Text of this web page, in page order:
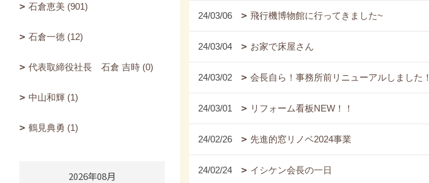
24/03/06 飛行機博物館に行ってきました~
24/03/04 お家で床屋さん
24/03/02 会長自ら！事務所前リニューアルしました！
24/03/01 リフォーム看板NEW！！
24/02/26 先進的窓リノベ2024事業
24/02/24 イシケン会長の一日
石倉恵美 (901)
石倉一徳 (12)
代表取締役社長 石倉 吉時 (0)
中山和輝 (1)
鶴見典勇 (1)
2026年08月